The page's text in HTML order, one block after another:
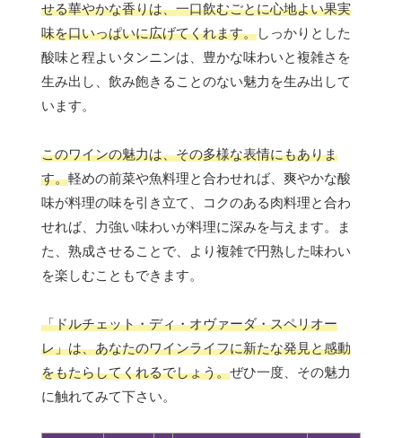
せる華やかな香りは、一口飲むごとに心地よい果実
味を口いっぱいに広げてくれます。しっかりとした
酸味と程よいタンニンは、豊かな味わいと複雑さを
生み出し、飲み飽きることのない魅力を生み出して
います。
このワインの魅力は、その多様な表情にもありま
す。軽めの前菜や魚料理と合わせれば、爽やかな酸
味が料理の味を引き立て、コクのある肉料理と合わ
せれば、力強い味わいが料理に深みを与えます。ま
た、熟成させることで、より複雑で円熟した味わい
を楽しむこともできます。
「ドルチェット・ディ・オヴァーダ・スペリオー
レ」は、あなたのワインライフに新たな発見と感動
をもたらしてくれるでしょう。ぜひ一度、その魅力
に触れてみて下さい。